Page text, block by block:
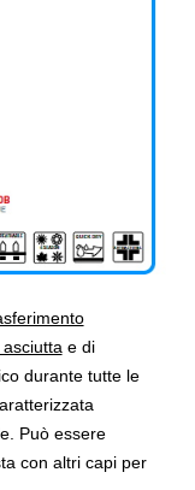
e di
durante tutte le
Può essere
con altri capi per